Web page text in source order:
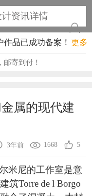
资讯详情
品已成功备案！
品已成功备案！
品已成功备案！
作品已成功备案！
品已成功备案！
品已成功备案！
更多
寄到付！
属的现代建
3年前 1668 5
米尼的工作室是意
筑Torre de l Borgo